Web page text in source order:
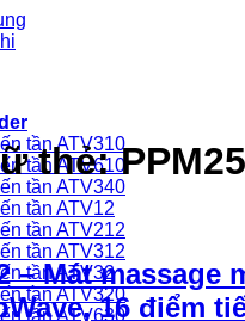
tần ATV310
tần ATV610
tần ATV340
tần ATV12
tần ATV212
tần ATV312
tần ATV32
tần ATV320
tần ATV630
thẻ:
– Mát massage
16 điểm